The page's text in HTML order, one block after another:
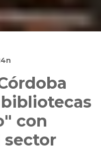
con
sector